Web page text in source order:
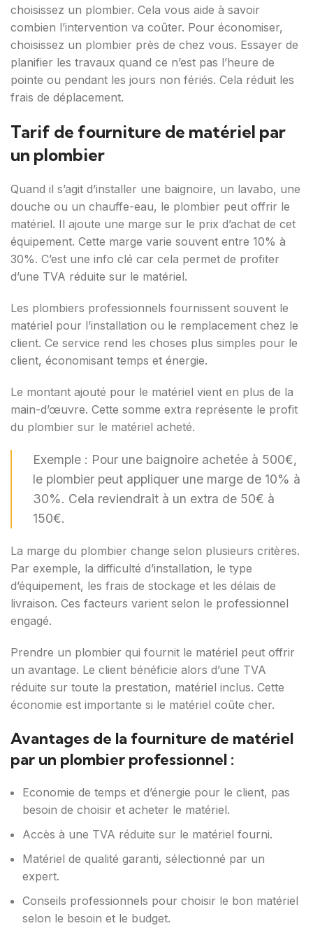
choisissez un plombier. Cela vous aide à savoir
combien l’intervention va coûter. Pour économiser,
choisissez un plombier près de chez vous. Essayer de
planifier les travaux quand ce n’est pas l’heure de
pointe ou pendant les jours non fériés. Cela réduit les
frais de déplacement.
Tarif de fourniture de matériel par
un plombier
Quand il s’agit d’installer une baignoire, un lavabo, une
douche ou un chauffe-eau, le plombier peut offrir le
matériel. Il ajoute une marge sur le prix d’achat de cet
équipement. Cette marge varie souvent entre 10% à
30%. C’est une info clé car cela permet de profiter
d’une TVA réduite sur le matériel.
Les plombiers professionnels fournissent souvent le
matériel pour l’installation ou le remplacement chez le
client. Ce service rend les choses plus simples pour le
client, économisant temps et énergie.
Le montant ajouté pour le matériel vient en plus de la
main-d’œuvre. Cette somme extra représente le profit
du plombier sur le matériel acheté.
Exemple : Pour une baignoire achetée à 500€,
le plombier peut appliquer une marge de 10% à
30%. Cela reviendrait à un extra de 50€ à
150€.
La marge du plombier change selon plusieurs critères.
Par exemple, la difficulté d’installation, le type
d’équipement, les frais de stockage et les délais de
livraison. Ces facteurs varient selon le professionnel
engagé.
Prendre un plombier qui fournit le matériel peut offrir
un avantage. Le client bénéficie alors d’une TVA
réduite sur toute la prestation, matériel inclus. Cette
économie est importante si le matériel coûte cher.
Avantages de la fourniture de matériel
par un plombier professionnel :
Economie de temps et d’énergie pour le client, pas
besoin de choisir et acheter le matériel.
Accès à une TVA réduite sur le matériel fourni.
Matériel de qualité garanti, sélectionné par un
expert.
Conseils professionnels pour choisir le bon matériel
selon le besoin et le budget.